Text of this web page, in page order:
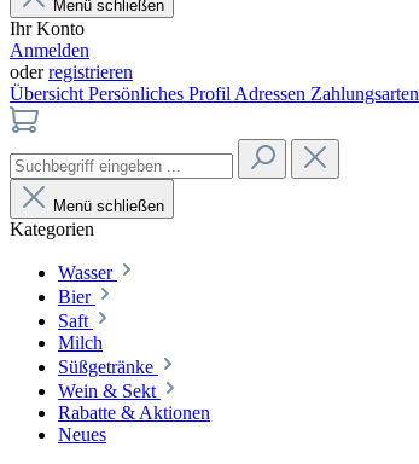
Menü schließen
Ihr Konto
Anmelden
oderregistrieren
Übersicht Persönliches Profil Adressen Zahlungsarten
Menü schließen
Kategorien
Wasser
Bier
Saft
Milch
Süßgetränke
Wein & Sekt
Rabatte & Aktionen
Neues